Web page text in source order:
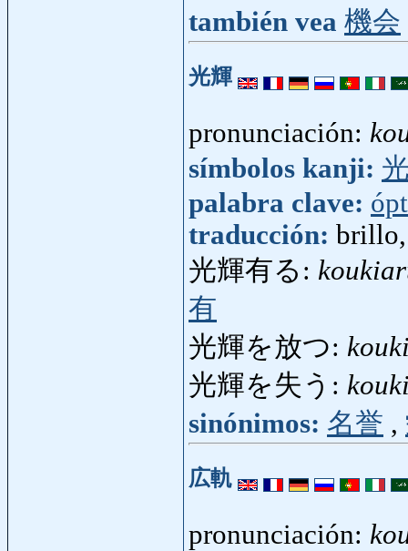
también vea 機会
光輝
pronunciación:
símbolos kanji:
palabra clave:
traducción: brillo,
光輝有る:
有
光輝を放つ:
光輝を失う:
sinónimos: 名誉 ,
広軌
pronunciación: